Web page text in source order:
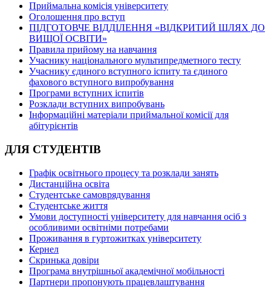
Приймальна комісія університету
Оголошення про вступ
ПІДГОТОВЧЕ ВІДДІЛЕННЯ «ВІДКРИТИЙ ШЛЯХ ДО
ВИЩОЇ ОСВІТИ»
Правила прийому на навчання
Учаснику національного мультипредметного тесту
Учаснику єдиного вступного іспиту та єдиного
фахового вступного випробування
Програми вступних іспитів
Розклади вступних випробувань
Інформаційні матеріали приймальної комісії для
абітурієнтів
ДЛЯ СТУДЕНТІВ
Графік освітнього процесу та розклади занять
Дистанційна освіта
Студентське самоврядування
Студентське життя
Умови доступності університету для навчання осіб з
особливими освітніми потребами
Проживання в гуртожитках університету
Кернел
Скринька довіри
Програма внутрішньої академічної мобільності
Партнери пропонують працевлаштування